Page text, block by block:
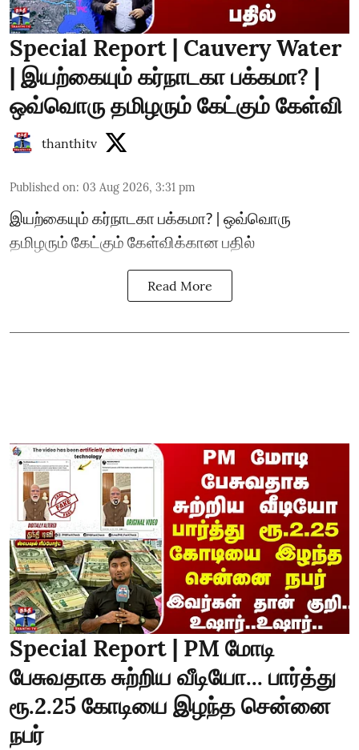
Special Report | Cauvery Water
| இயற்கையும் கர்நாடகா பக்கமா? |
ஒவ்வொரு தமிழரும் கேட்கும் கேள்வி
thanthitv
Published on: 03 Aug 2026, 3:31 pm
இயற்கையும் கர்நாடகா பக்கமா? | ஒவ்வொரு
தமிழரும் கேட்கும் கேள்விக்கான பதில்
Read More
Special Report | PM மோடி
பேசுவதாக சுற்றிய வீடியோ... பார்த்து
ரூ.2.25 கோடியை இழந்த சென்னை
நபர்